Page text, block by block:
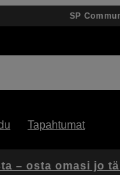
SP
Tapahtumat
– osta omasi jo